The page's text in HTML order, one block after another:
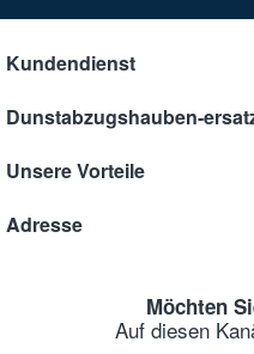
Kundendienst
Dunstabzugshauben-
Unsere Vorteile
Adresse
Möchten
Auf diesen